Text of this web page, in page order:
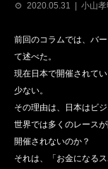
2020.05.31 小山孝
前回のコラムでは、バ
て述べた。
現在日本で開催されて
少ない。
その理由は、日本はビ
世界では多くのレース
開催されないのか？
それは、「お金になる